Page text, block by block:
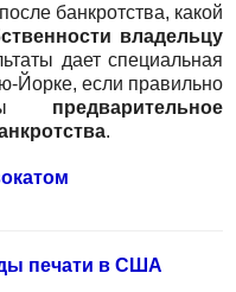
после банкротства, какой
владельцу
дает специальная
Йорке, если правильно
предварительное
.
печати в США